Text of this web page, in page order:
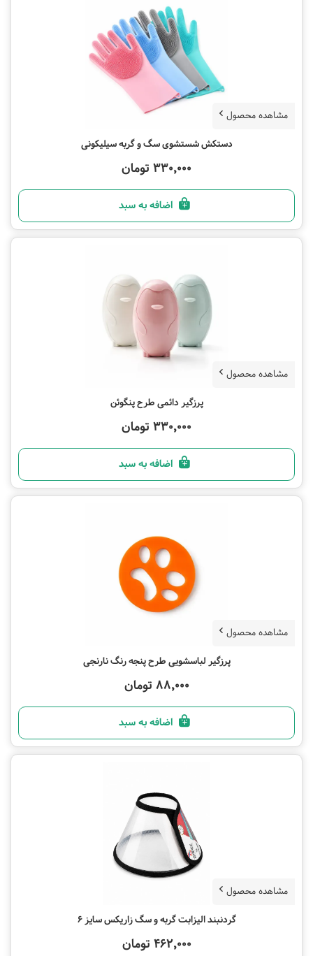
مشاهده محصول
دستکش شستشوی سگ و گربه سیلیکونی
330,000 تومان
اضافه به سبد
مشاهده محصول
پرزگیر دائمی طرح پنگوئن
330,000 تومان
اضافه به سبد
مشاهده محصول
پرزگیر لباسشویی طرح پنجه رنگ نارنجی
88,000 تومان
اضافه به سبد
مشاهده محصول
گردنبند الیزابت گربه و سگ زاریکس سایز 6
462,000 تومان